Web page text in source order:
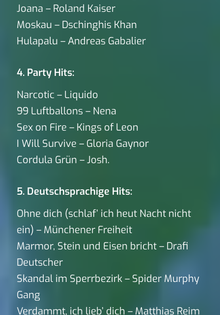
Joana – Roland Kaiser
Moskau – Dschinghis Khan
Hulapalu – Andreas Gabalier
4. Party Hits:
Narcotic – Liquido
99 Luftballons – Nena
Sex on Fire – Kings of Leon
I Will Survive – Gloria Gaynor
Cordula Grün – Josh.
5. Deutschsprachige Hits:
Ohne dich (schlaf’ ich heut Nacht nicht
ein) – Münchener Freiheit
Marmor, Stein und Eisen bricht – Drafi
Deutscher
Skandal im Sperrbezirk – Spider Murphy
Gang
Verdammt, ich lieb’ dich – Matthias Reim